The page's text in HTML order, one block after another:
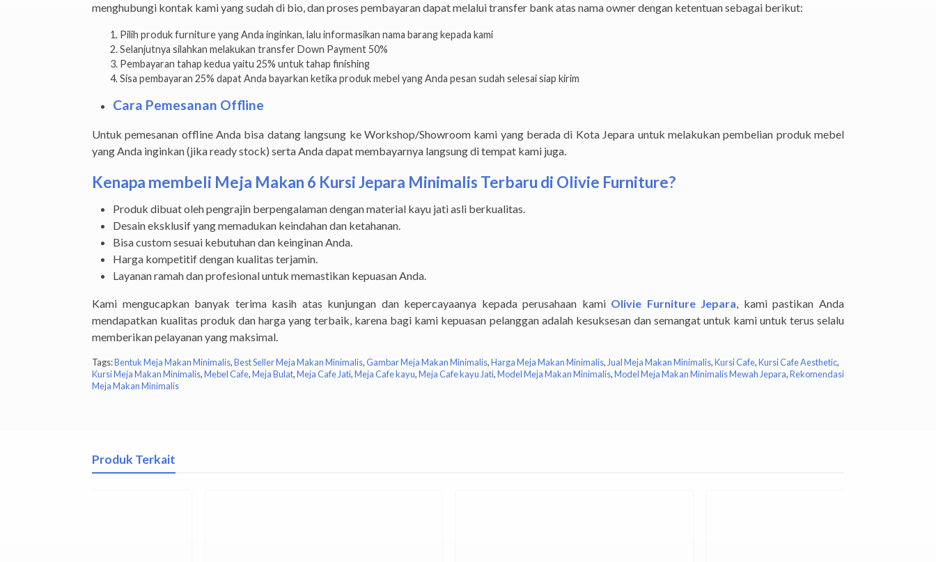
menghubungi kontak kami yang sudah di bio, dan proses pembayaran dapat melalui transfer bank atas nama owner dengan ketentuan sebagai berikut:
Pilih produk furniture yang Anda inginkan, lalu informasikan nama barang kepada kami
Selanjutnya silahkan melakukan transfer Down Payment 50%
Pembayaran tahap kedua yaitu 25% untuk tahap finishing
Sisa pembayaran 25% dapat Anda bayarkan ketika produk mebel yang Anda pesan sudah selesai siap kirim
Cara Pemesanan Offline
Untuk pemesanan offline Anda bisa datang langsung ke Workshop/Showroom kami yang berada di Kota Jepara untuk melakukan pembelian produk mebel
yang Anda inginkan (jika ready stock) serta Anda dapat membayarnya langsung di tempat kami juga.
Kenapa membeli Meja Makan 6 Kursi Jepara Minimalis Terbaru di Olivie Furniture?
Produk dibuat oleh pengrajin berpengalaman dengan material kayu jati asli berkualitas.
Desain eksklusif yang memadukan keindahan dan ketahanan.
Bisa custom sesuai kebutuhan dan keinginan Anda.
Harga kompetitif dengan kualitas terjamin.
Layanan ramah dan profesional untuk memastikan kepuasan Anda.
Kami mengucapkan banyak terima kasih atas kunjungan dan kepercayaanya kepada perusahaan kami Olivie Furniture Jepara, kami pastikan Anda
mendapatkan kualitas produk dan harga yang terbaik, karena bagi kami kepuasan pelanggan adalah kesuksesan dan semangat untuk kami untuk terus selalu
memberikan pelayanan yang maksimal.
Tags:Bentuk Meja Makan Minimalis,Best Seller Meja Makan Minimalis,Gambar Meja Makan Minimalis,Harga Meja Makan Minimalis,Jual Meja Makan Minimalis,Kursi Cafe,Kursi Cafe Aesthetic,
Kursi Meja Makan Minimalis,Mebel Cafe,Meja Bulat,Meja Cafe Jati,Meja Cafe kayu,Meja Cafe kayu Jati,Model Meja Makan Minimalis,Model Meja Makan Minimalis Mewah Jepara,Rekomendasi
Meja Makan Minimalis
Produk Terkait